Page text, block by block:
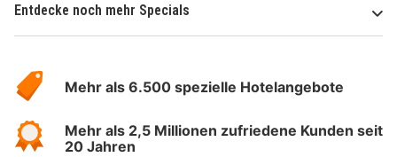
Entdecke noch mehr Specials
Hotelspecials
Mehr als 6.500 spezielle Hotelangebote
Mehr als 2,5 Millionen zufriedene Kunden seit
20 Jahren